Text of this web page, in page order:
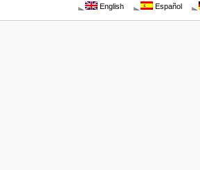
English Español